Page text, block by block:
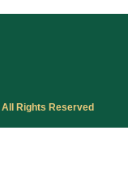
Rights Reserved